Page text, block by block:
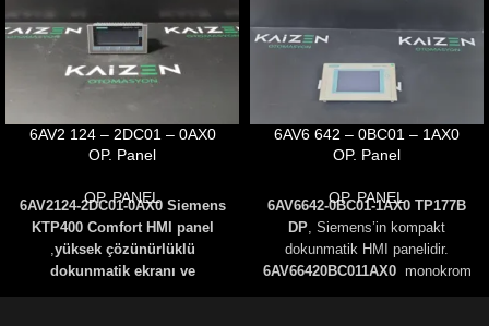
6AV2 124 – 2DC01 – 0AX0
OP. Panel
OP. PANEL
6AV2124-2DC01-0AX0 Siemens
KTP400 Comfort HMI panel
,yüksek çözünürlüklü
dokunmatik ekranı ve
PROFINET, Ethernet,
6AV6 642 – 0BC01 – 1AX0
OP. Panel
OP. PANEL
6AV6642-0BC01-1AX0 TP177B
DP, Siemens’in kompakt
dokunmatik HMI panelidir.
6AV66420BC011AX0monokrom
STN ekranı ve MPI/PROFIBUS